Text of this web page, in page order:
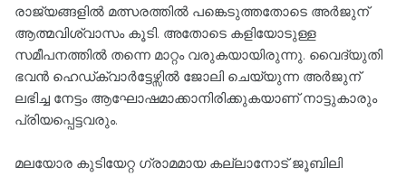
രാജ്യങ്ങളിൽ മത്സരത്തിൽ പങ്കെടുത്തതോടെ അർജുന്
ആത്മവിശ്വാസം കൂടി. അതോടെ കളിയോടുള്ള
സമീപനത്തിൽ തന്നെ മാറ്റം വരുകയായിരുന്നു. വൈദ്യുതി
ഭവൻ ഹെഡ്ക്വാർട്ടേഴ്സിൽ ജോലി ചെയ്യുന്ന അർജുന്
ലഭിച്ച നേട്ടം ആഘോഷമാക്കാനിരിക്കുകയാണ് നാട്ടുകാരും
പ്രിയപ്പെട്ടവരും.
മലയോര കുടിയേറ്റ ഗ്രാമമായ കല്ലാനോട്‌ ജൂബിലി